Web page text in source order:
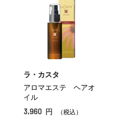
ラ・カスタ
アロマエステ ヘアオ
イル
3,960 円 （税込）